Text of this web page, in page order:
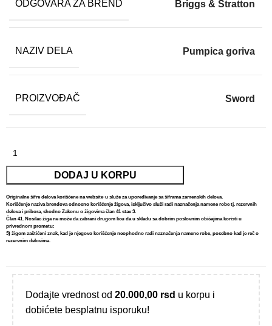
ODGOVARA ZA BREND Briggs & Stratton
NAZIV DELA Pumpica goriva
PROIZVOĐAČ Sword
DODAJ U KORPU
Alternative:
Originalne šifre delova korišćene na website-u služe za upoređivanje sa šiframa zamenskih delova.
Korišćenje naziva brendova odnosno korišćenje žigova, isključivo služi radi naznačenja namene robe tj. rezervnih
delova i pribora, shodno Zakonu o žigovima član 41 stav 3.
Član 41. Nosilac žiga ne može da zabrani drugom licu da u skladu sa dobrim poslovnim običajima koristi u
privrednom prometu:
3) žigom zaštićeni znak, kad je njegovo korišćenje neophodno radi naznačenja namene robe, posebno kad je reč o
rezervnim delovima.
Dodajte vrednost od20.000,00 rsd u korpu i
dobićete besplatnu isporuku!